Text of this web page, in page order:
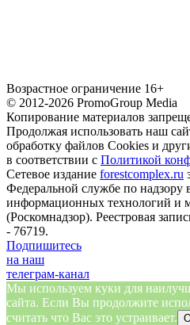
Возрастное ограничение 16+
© 2012-2026 PromoGroup Media
Копирование материалов
Продолжая использовать наш
обработку файлов Cookies и
в соответствии с Политикой
Сетевое издание forestcomplex.ru
Федеральной службе по надзору
информационных технологий и
(Роскомнадзор). Реестровая
- 76719.
Подпишитесь
на наш
телеграм-канал
Мы используем куки для
сайта. Если Вы продолжите
считать что Вас это устраивает.